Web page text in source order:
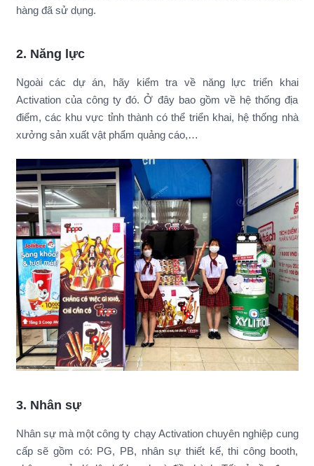
hàng đã sử dụng.
2. Năng lực
Ngoài các dự án, hãy kiểm tra về năng lực triển khai
Activation của công ty đó. Ở đây bao gồm về hệ thống địa
điểm, các khu vực tỉnh thành có thể triển khai, hệ thống nhà
xưởng sản xuất vật phẩm quảng cáo,…
3. Nhân sự
Nhân sự mà một công ty chạy Activation chuyên nghiệp cung
cấp sẽ gồm có: PG, PB, nhân sự thiết kế, thi công booth,